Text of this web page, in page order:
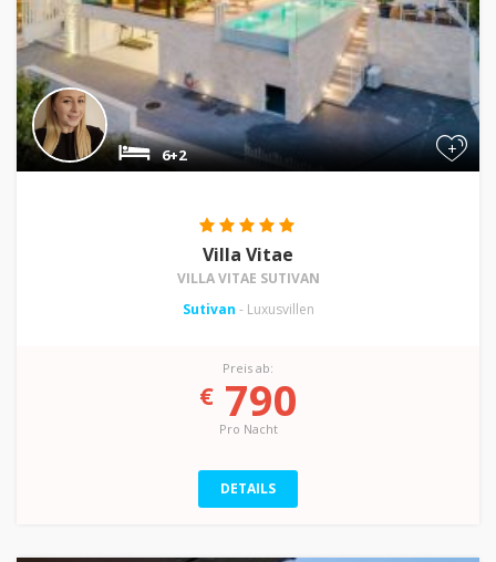
+
6+2
Villa Vitae
VILLA VITAE SUTIVAN
Sutivan - Luxusvillen
Preis ab:
€790
Pro Nacht
DETAILS